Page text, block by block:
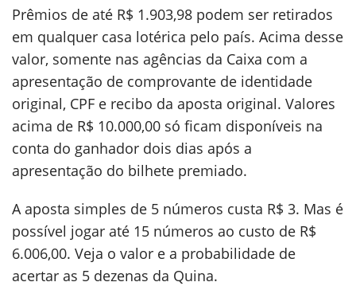
Prêmios de até R$ 1.903,98 podem ser retirados
em qualquer casa lotérica pelo país. Acima desse
valor, somente nas agências da Caixa com a
apresentação de comprovante de identidade
original, CPF e recibo da aposta original. Valores
acima de R$ 10.000,00 só ficam disponíveis na
conta do ganhador dois dias após a
apresentação do bilhete premiado.
A aposta simples de 5 números custa R$ 3. Mas é
possível jogar até 15 números ao custo de R$
6.006,00. Veja o valor e a probabilidade de
acertar as 5 dezenas da Quina.